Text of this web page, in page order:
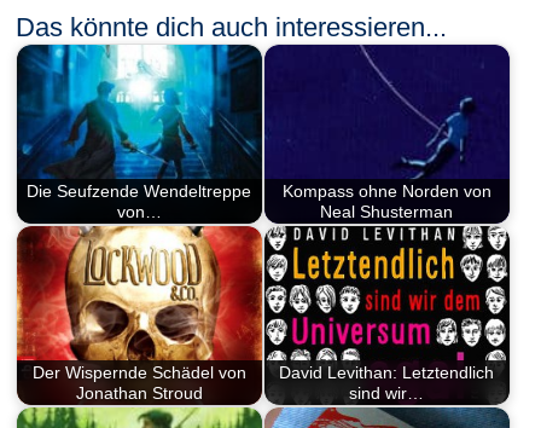
Das könnte dich auch interessieren...
Die Seufzende Wendeltreppe
von…
Kompass ohne Norden von
Neal Shusterman
Der Wispernde Schädel von
Jonathan Stroud
David Levithan: Letztendlich
sind wir…